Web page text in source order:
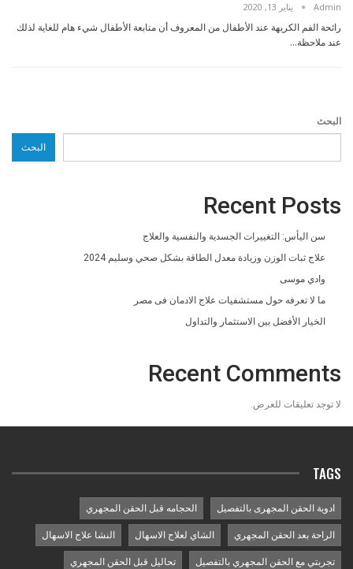
Admin يناير 13, 2020
رائحة الفم الكريهة عند الأطفال من المعروف أن متابعة الأطفال شيء هام للغاية لذلك
عند ملاحظة…
البحث
البحث
Recent Posts
سن اليأس: التغييرات الجسدية والنفسية والعلاج
علاج ثبات الوزن وزيادة معدل الطاقة بشكل صحي وسليم 2024
وادي موسى
ما لا تعرفه حول مستشفيات علاج الادمان فى مصر
الخيار الأفضل بين الاستثمار والتداول
Recent Comments
لا توجد تعليقات للعرض.
TAGS
ادوية الحقن المجهرى بالتفصيل الحجامه قبل الحقن المجهري
الراحة بعد الحقن المجهري الشاي لعلاج الاسهال النشا علاج الاسهال
تجربتي مع الحقن المجهري بالتفصيل تحاليل قبل الحقن المجهري